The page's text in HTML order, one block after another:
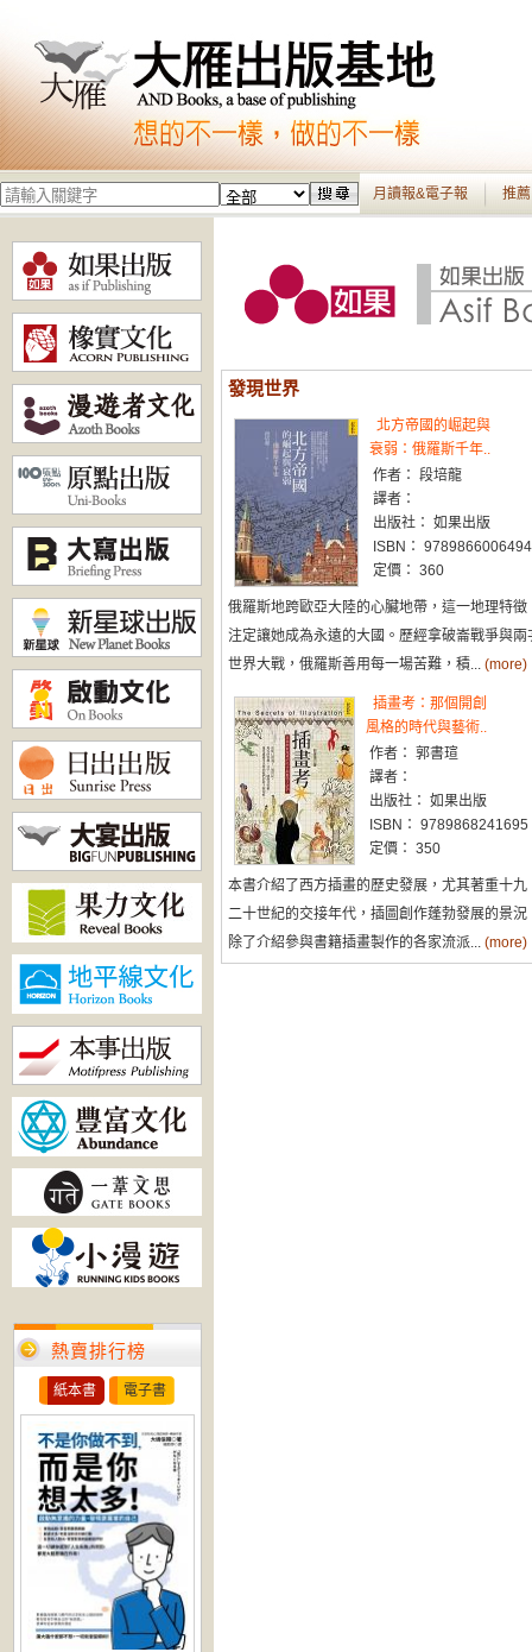
月讀報&電子報 推
熱賣排行榜
紙本書 電子書
發現世界
北方帝國的崛起與
衰弱：俄羅斯千年..
作者： 段培龍
譯者：
出版社： 如果出版
ISBN： 9789866006494
定價： 360
俄羅斯地跨歐亞大陸的心臟地帶，這一地理特徵
注定讓她成為永遠的大國。歷經拿破崙戰爭與兩
世界大戰，俄羅斯善用每一場苦難，積... (more)
插畫考：那個開創
風格的時代與藝術..
作者： 郭書瑄
譯者：
出版社： 如果出版
ISBN： 9789868241695
定價： 350
本書介紹了西方插畫的歷史發展，尤其著重十九
二十世紀的交接年代，插圖創作蓬勃發展的景況
除了介紹參與書籍插畫製作的各家流派... (more)